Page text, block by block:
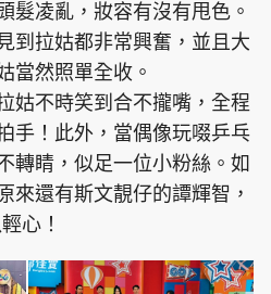
Oh!爸媽 JobMarket
使用條款
髮凌亂，妝容有沒有甩色。
到拉姑都非常興奮，並且大
當然照單全收。
姑不時笑到合不攏嘴，全程
手！此外，當偶像玩啜乒乓
轉睛，似足一位小粉絲。如
來還有斯文靚仔的譚輝智，
心！